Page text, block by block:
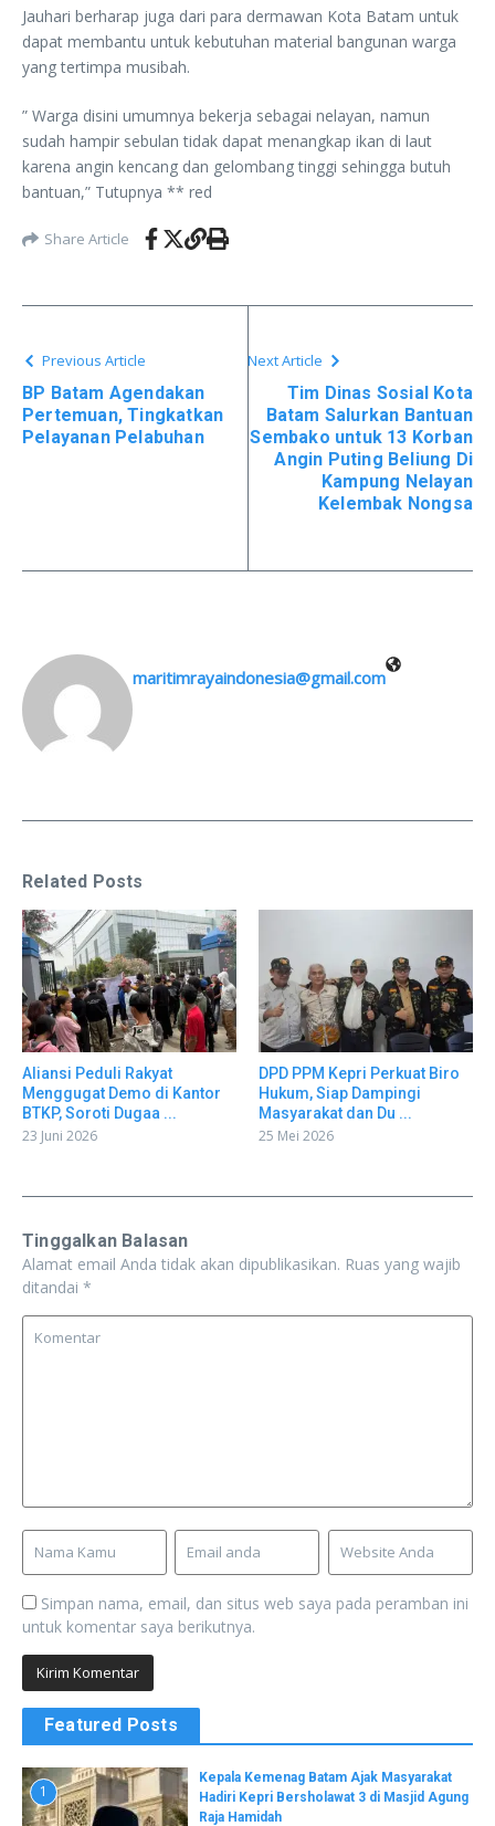
Jauhari berharap juga dari para dermawan Kota Batam untuk
dapat membantu untuk kebutuhan material bangunan warga
yang tertimpa musibah.
” Warga disini umumnya bekerja sebagai nelayan, namun
sudah hampir sebulan tidak dapat menangkap ikan di laut
karena angin kencang dan gelombang tinggi sehingga butuh
bantuan,” Tutupnya ** red
Share Article
Previous Article
BP Batam Agendakan
Pertemuan, Tingkatkan
Pelayanan Pelabuhan
Next Article
Tim Dinas Sosial Kota
Batam Salurkan Bantuan
Sembako untuk 13 Korban
Angin Puting Beliung Di
Kampung Nelayan
Kelembak Nongsa
maritimrayaindonesia@gmail.com
Related Posts
Aliansi Peduli Rakyat
Menggugat Demo di Kantor
BTKP, Soroti Dugaa ...
23 Juni 2026
DPD PPM Kepri Perkuat Biro
Hukum, Siap Dampingi
Masyarakat dan Du ...
25 Mei 2026
Tinggalkan Balasan
Alamat email Anda tidak akan dipublikasikan. Ruas yang wajib
ditandai *
Simpan nama, email, dan situs web saya pada peramban ini
untuk komentar saya berikutnya.
Featured Posts
1
Kepala Kemenag Batam Ajak Masyarakat
Hadiri Kepri Bersholawat 3 di Masjid Agung
Raja Hamidah